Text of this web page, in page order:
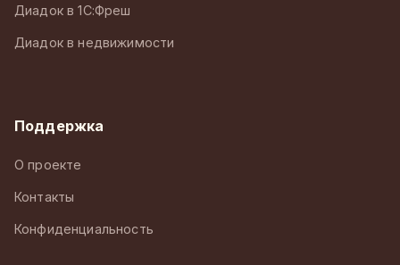
Диадок в 1С:Фреш
Диадок в недвижимости
Поддержка
О проекте
Контакты
Конфиденциальность